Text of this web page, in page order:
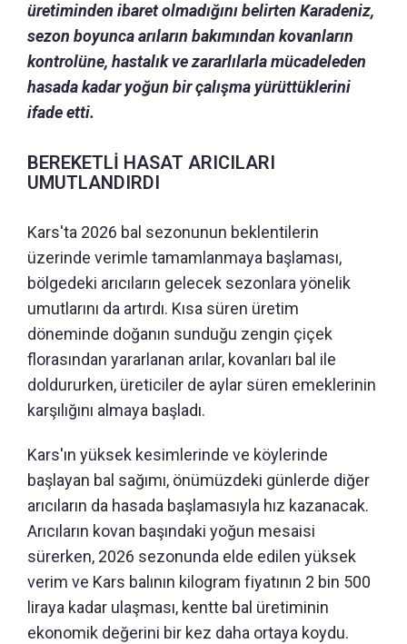
üretiminden ibaret olmadığını belirten Karadeniz,
sezon boyunca arıların bakımından kovanların
kontrolüne, hastalık ve zararlılarla mücadeleden
hasada kadar yoğun bir çalışma yürüttüklerini
ifade etti.
BEREKETLİ HASAT ARICILARI
UMUTLANDIRDI
Kars'ta 2026 bal sezonunun beklentilerin
üzerinde verimle tamamlanmaya başlaması,
bölgedeki arıcıların gelecek sezonlara yönelik
umutlarını da artırdı. Kısa süren üretim
döneminde doğanın sunduğu zengin çiçek
florasından yararlanan arılar, kovanları bal ile
doldururken, üreticiler de aylar süren emeklerinin
karşılığını almaya başladı.
Kars'ın yüksek kesimlerinde ve köylerinde
başlayan bal sağımı, önümüzdeki günlerde diğer
arıcıların da hasada başlamasıyla hız kazanacak.
Arıcıların kovan başındaki yoğun mesaisi
sürerken, 2026 sezonunda elde edilen yüksek
verim ve Kars balının kilogram fiyatının 2 bin 500
liraya kadar ulaşması, kentte bal üretiminin
ekonomik değerini bir kez daha ortaya koydu.